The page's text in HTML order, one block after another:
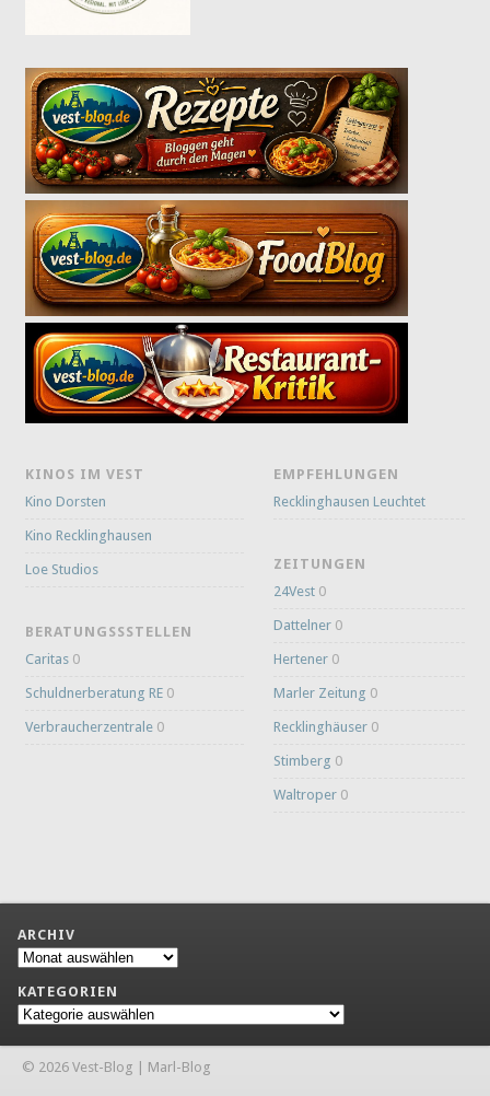
KINOS IM VEST
Kino Dorsten
Kino Recklinghausen
Loe Studios
BERATUNGSSSTELLEN
Caritas 0
Schuldnerberatung RE 0
Verbraucherzentrale 0
EMPFEHLUNGEN
Recklinghausen Leuchtet
ZEITUNGEN
24Vest 0
Dattelner 0
Hertener 0
Marler Zeitung 0
Recklinghäuser 0
Stimberg 0
Waltroper 0
ARCHIV
Archiv
KATEGORIEN
Kategorien
© 2026 Vest-Blog | Marl-Blog